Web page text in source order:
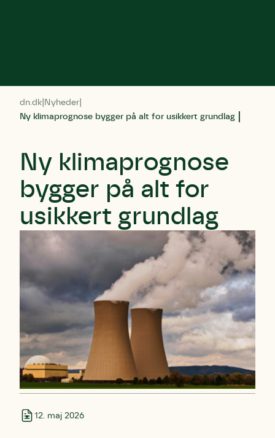
dn.dk Nyheder
Ny klimaprognose bygger på alt for usikkert grundlag
Ny klimaprognose
bygger på alt for
usikkert grundlag
12. maj 2026